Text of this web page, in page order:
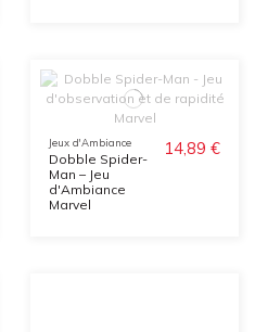
Jeux d'Ambiance
Dobble Spider-
Man – Jeu
d'Ambiance
Marvel
14,89 €